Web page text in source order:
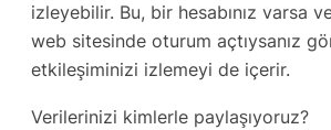
izleyebilir. Bu, bir hesabınız varsa
web sitesinde oturum açtıysanız
etkileşiminizi izlemeyi de içerir.
Verilerinizi kimlerle paylaşıyoruz?